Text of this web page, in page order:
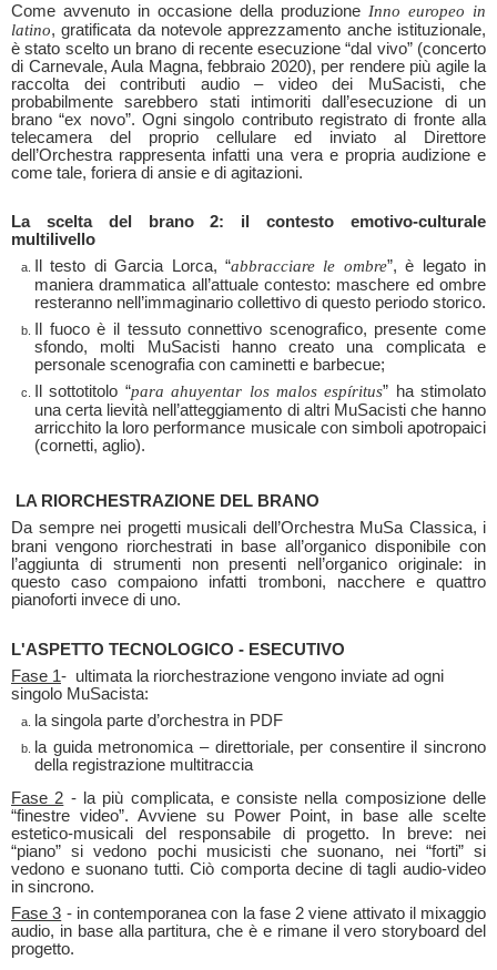
Come avvenuto in occasione della produzione Inno europeo in
latino, gratificata da notevole apprezzamento anche istituzionale,
è stato scelto un brano di recente esecuzione “dal vivo” (concerto
di Carnevale, Aula Magna, febbraio 2020), per rendere più agile la
raccolta dei contributi audio – video dei MuSacisti, che
probabilmente sarebbero stati intimoriti dall’esecuzione di un
brano “ex novo”. Ogni singolo contributo registrato di fronte alla
telecamera del proprio cellulare ed inviato al Direttore
dell’Orchestra rappresenta infatti una vera e propria audizione e
come tale, foriera di ansie e di agitazioni.
La scelta del brano 2: il contesto emotivo-culturale
multilivello
Il testo di Garcia Lorca, “abbracciare le ombre”, è legato in
maniera drammatica all’attuale contesto: maschere ed ombre
resteranno nell’immaginario collettivo di questo periodo storico.
Il fuoco è il tessuto connettivo scenografico, presente come
sfondo, molti MuSacisti hanno creato una complicata e
personale scenografia con caminetti e barbecue;
Il sottotitolo “para ahuyentar los malos espíritus” ha stimolato
una certa lievità nell’atteggiamento di altri MuSacisti che hanno
arricchito la loro performance musicale con simboli apotropaici
(cornetti, aglio).
LA RIORCHESTRAZIONE DEL BRANO
Da sempre nei progetti musicali dell’Orchestra MuSa Classica, i
brani vengono riorchestrati in base all’organico disponibile con
l’aggiunta di strumenti non presenti nell’organico originale: in
questo caso compaiono infatti tromboni, nacchere e quattro
pianoforti invece di uno.
L'ASPETTO TECNOLOGICO - ESECUTIVO
Fase 1- ultimata la riorchestrazione vengono inviate ad ogni
singolo MuSacista:
la singola parte d’orchestra in PDF
la guida metronomica – direttoriale, per consentire il sincrono
della registrazione multitraccia
Fase 2 - la più complicata, e consiste nella composizione delle
“finestre video”. Avviene su Power Point, in base alle scelte
estetico-musicali del responsabile di progetto. In breve: nei
“piano” si vedono pochi musicisti che suonano, nei “forti” si
vedono e suonano tutti. Ciò comporta decine di tagli audio-video
in sincrono.
Fase 3 - in contemporanea con la fase 2 viene attivato il mixaggio
audio, in base alla partitura, che è e rimane il vero storyboard del
progetto.